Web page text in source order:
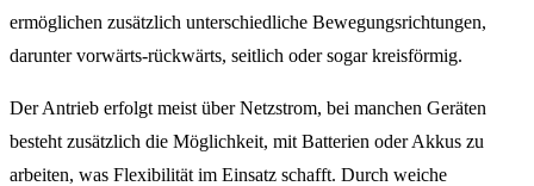
ermöglichen zusätzlich unterschiedliche Bewegungsrichtungen,
darunter vorwärts-rückwärts, seitlich oder sogar kreisförmig.
Der Antrieb erfolgt meist über Netzstrom, bei manchen Geräten
besteht zusätzlich die Möglichkeit, mit Batterien oder Akkus zu
arbeiten, was Flexibilität im Einsatz schafft. Durch weiche